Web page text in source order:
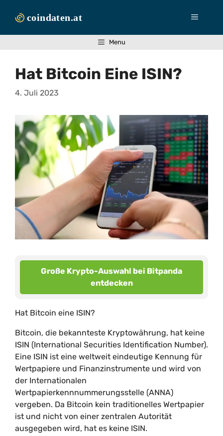
Inhalt
Menü
Menu
Hat Bitcoin Eine ISIN?
4. Juli 2023
Große Krypto-Auswahl bei Bitpanda
entdecken
Hat Bitcoin eine ISIN?
Bitcoin, die bekannteste Kryptowährung, hat keine
ISIN (International Securities Identification Number).
Eine ISIN ist eine weltweit eindeutige Kennung für
Wertpapiere und Finanzinstrumente und wird von
der Internationalen
Wertpapierkennnummerungsstelle (ANNA)
vergeben. Da Bitcoin kein traditionelles Wertpapier
ist und nicht von einer zentralen Autorität
ausgegeben wird, hat es keine ISIN.